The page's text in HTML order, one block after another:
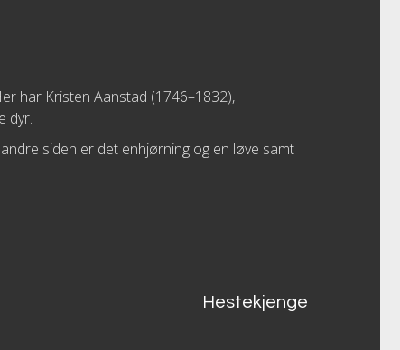
har Kristen Aanstad (1746–1832),
dyr.
siden er det enhjørning og en løve samt
Hestekjenge